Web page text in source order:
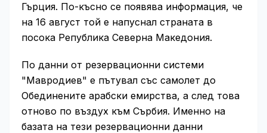
Гърция. По-късно се появява информация, че
на 16 август той е напуснал страната в
посока Република Северна Македония.
По данни от резервационни системи
"Мавродиев" е пътувал със самолет до
Обединените арабски емирства, а след това
отново по въздух към Сърбия. Именно на
базата на тези резервационни данни